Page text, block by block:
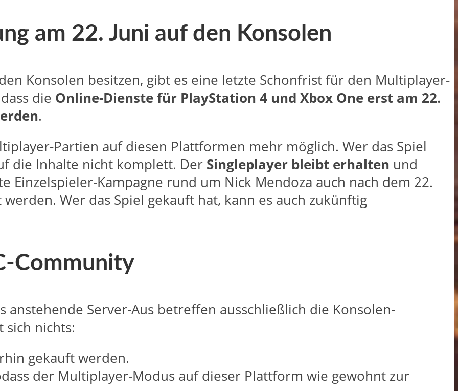
am 22. Juni auf den Konsolen
Konsolen besitzen, gibt es eine letzte Schonfrist für den Multiplayer-
die Online-Dienste für PlayStation 4 und Xbox One erst am 22.
.
Partien auf diesen Plattformen mehr möglich. Wer das Spiel
die Inhalte nicht komplett. Der Singleplayer bleibt erhalten und
Einzelspieler-Kampagne rund um Nick Mendoza auch nach dem 22.
Wer das Spiel gekauft hat, kann es auch zukünftig
Community
anstehende Server-Aus betreffen ausschließlich die Konsolen-
sich nichts:
gekauft werden.
der Multiplayer-Modus auf dieser Plattform wie gewohnt zur